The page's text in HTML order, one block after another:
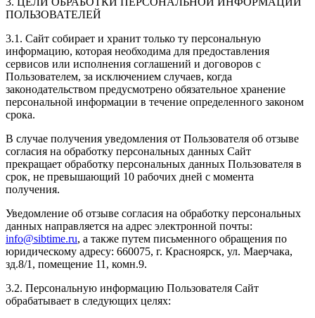
ПОЛЬЗОВАТЕЛЕЙ
3.1. Сайт собирает и хранит только ту персональную
информацию, которая необходима для предоставления
сервисов или исполнения соглашений и договоров с
Пользователем, за исключением случаев, когда
законодательством предусмотрено обязательное хранение
персональной информации в течение определенного законом
срока.
В случае получения уведомления от Пользователя об отзыве
согласия на обработку персональных данных Сайт
прекращает обработку персональных данных Пользователя в
срок, не превышающий 10 рабочих дней с момента
получения.
Уведомление об отзыве согласия на обработку персональных
данных направляется на адрес электронной почты:
info@sibtime.ru, а также путем письменного обращения по
юридическому адресу: 660075, г. Красноярск, ул. Маерчака,
зд.8/1, помещение 11, комн.9.
3.2. Персональную информацию Пользователя Сайт
обрабатывает в следующих целях: